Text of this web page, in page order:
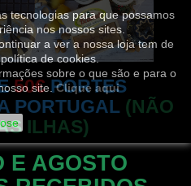
tecnologias para que possamos
nos nossos sites.
a ver a nossa loja tem de
de cookies.
sobre o que são e para o
site.Clique aqui
50€ PORTES
PORTUGAL (NÃO
ILHAS)
E AGOSTO